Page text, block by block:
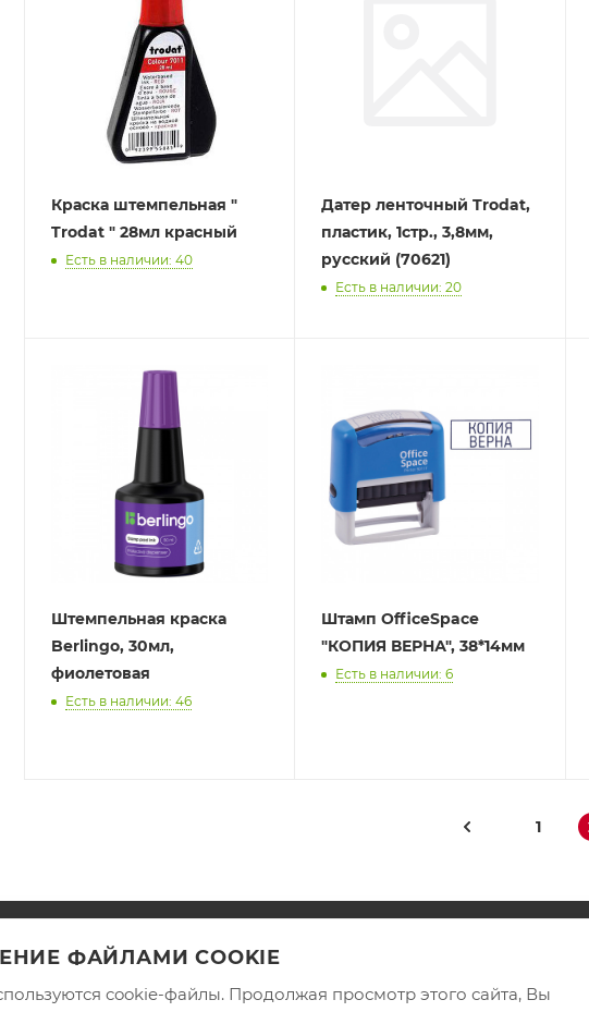
Краска штемпельная "
Trodat " 28мл красный
Есть в наличии: 40
Датер ленточный Trodat,
пластик, 1стр., 3,8мм,
русский (70621)
Есть в наличии: 20
Штемпельная краска
Berlingo, 30мл,
фиолетовая
Есть в наличии: 46
Штамп OfficeSpace
"КОПИЯ ВЕРНА", 38*14мм
Есть в наличии: 6
1
ИНФОРМАЦИЯ
ФАЙЛАМИ COOKIE
cookie-файлы. Продолжая просмотр этого сайта, Вы